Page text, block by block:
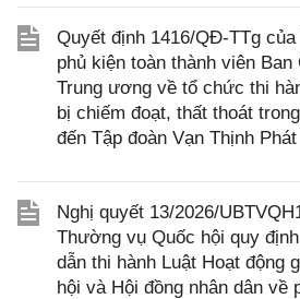
Quyết định 1416/QĐ-TTg
phủ kiện toàn thành viên Ban
Trung ương về tổ chức thi
bị chiếm đoạt, thất thoát
đến Tập đoàn Vạn Thịnh Phát
Nghị quyết 13/2026/
Thường vụ Quốc hội quy
dẫn thi hành Luật Hoạt động
hội và Hội đồng nhân dân về